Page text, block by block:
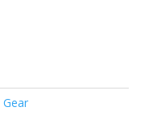
Gear